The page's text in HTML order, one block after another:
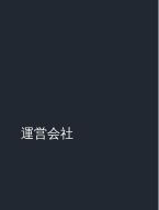
運営会社